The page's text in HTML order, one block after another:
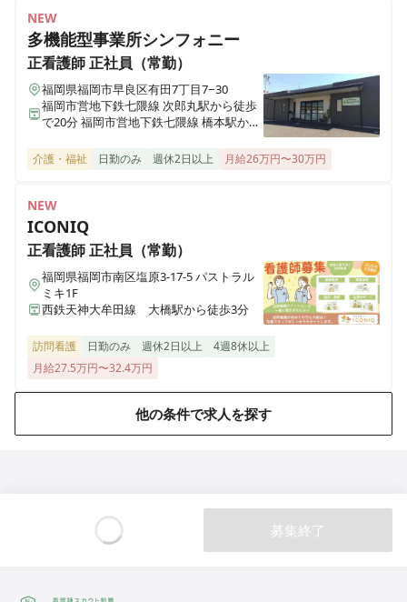
医療施設型ホスピス 医心館鈴鹿
三重県鈴鹿市末広東5番（住所未定）
医療施設型ホスピス 医心館豊中
医療施設型ホスピス 医心館加須
埼玉県加須市不動岡一丁目（住所未定）
医療施設型ホスピス 医心館ふくにし
三重県名張市東町1921-1
医療施設型ホスピス 医心館弘前
青森県弘前市大字外崎4丁目2-3
医療施設型ホスピス 医心館篠崎
東京都江戸川区篠崎町2丁目31-3（住所未定）
医療施設型ホスピス 医心館秋田
NEW
多機能型事業所シンフォニー
正看護師正社員（常勤）
福岡県福岡市早良区有田7丁目7−30
福岡市営地下鉄七隈線 次郎丸駅から徒歩
で20分 福岡市営地下鉄七隈線 橋本駅から
介護・福祉 日勤のみ 週休2日以上 月給26万円〜30万円
NEW
ICONIQ
正看護師正社員（常勤）
福岡県福岡市南区塩原3-17-5 パストラル
ミキ1F
西鉄天神大牟田線 大橋駅から徒歩3分
訪問看護 日勤のみ 週休2日以上
4週8休以上
月給27.5万円〜32.4万円
他の条件で求人を探す
募集終了